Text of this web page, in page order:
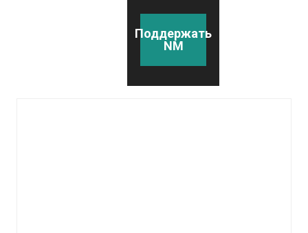
Поддержать
NM